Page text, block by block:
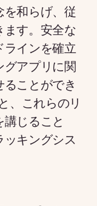
和らげ、従
ます。安全な
ラインを確立
グアプリに関
ことができ
、これらのリ
じること
キングシス